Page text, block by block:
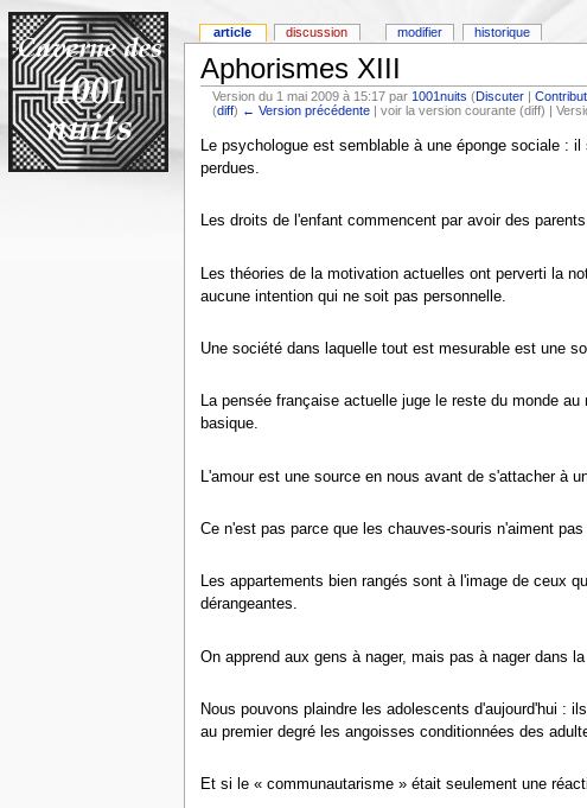
Aphorismes XIII
Version du 1 mai 2009 à 15:17 par 1001nuits (Discuter |
(diff) ← Version précédente | voir la version courante (diff) |
Le psychologue est semblable à une éponge sociale :
perdues.
Les droits de l'enfant commencent par avoir des
Les théories de la motivation actuelles ont perverti la
aucune intention qui ne soit pas personnelle.
Une société dans laquelle tout est mesurable est une
La pensée française actuelle juge le reste du monde
basique.
L'amour est une source en nous avant de s'attacher à
Ce n'est pas parce que les chauves-souris n'aiment
Les appartements bien rangés sont à l'image de ceux
dérangeantes.
On apprend aux gens à nager, mais pas à nager dans la
Nous pouvons plaindre les adolescents d'aujourd'hui :
au premier degré les angoisses conditionnées des
Et si le « communautarisme » était seulement une
article discussion modifier historique